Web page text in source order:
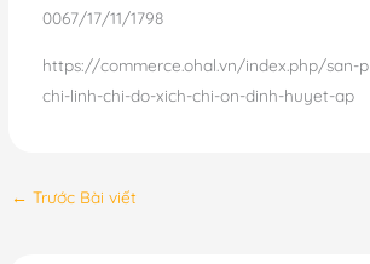
0067/17/11/1798
https://commerce.ohal.vn/index.php/san-
chi-linh-chi-do-xich-chi-on-dinh-huyet-ap
← Trước Bài viết